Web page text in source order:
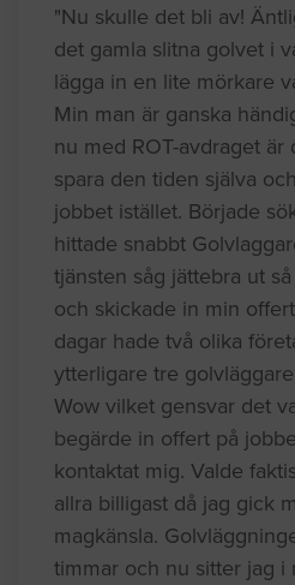
"Nu skulle det bli av!
det gamla slitna golvet i
lägga in en lite mörkare
Min man är ganska
nu med ROT-avdraget är
spara den tiden själva
jobbet istället. Började
hittade snabbt
tjänsten såg jättebra ut
och skickade in min
dagar hade två olika
ytterligare tre
Wow vilket gensvar det
begärde in offert på
kontaktat mig. Valde
allra billigast då jag gick
magkänsla.
timmar och nu sitter jag i